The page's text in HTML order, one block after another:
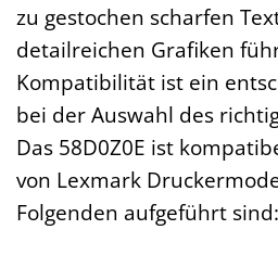
zu gestochen scharfen
detailreichen Grafiken
Kompatibilität ist ein
bei der Auswahl des
Das 58D0Z0E ist
von Lexmark
Folgenden aufgeführt sind: